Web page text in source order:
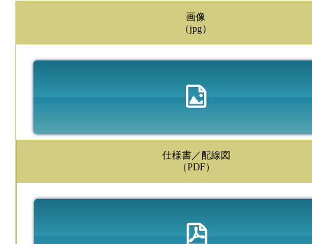
画像
（jpg）
仕様書／配線図
（PDF）